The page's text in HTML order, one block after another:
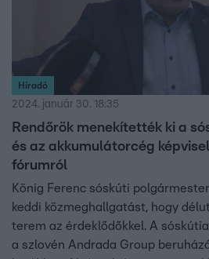
Híradó
2024. január 30. 18:35
Rendőrök menekítették ki a
és az akkumulátorcég
fórumról
König Ferenc sóskúti
keddi közmeghallgatást, hogy
terem az érdeklődőkkel. A
a szlovén Andrada Group